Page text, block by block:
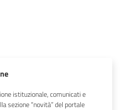
istituzionale, comunicati e
sezione “novità” del portale